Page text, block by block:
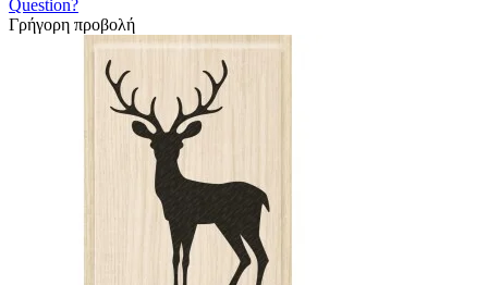
Question?
Γρήγορη προβολή